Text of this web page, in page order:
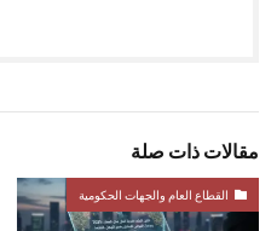
مقالات ذات صلة
القطاع العام والجهات الحكومية